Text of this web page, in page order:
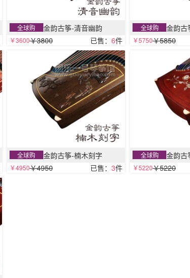
全球购 金韵古筝-清音幽韵
￥3600￥3800 已售： 6件
全球购 金韵古
￥5750￥5850
全球购 金韵古筝-楠木刻字
￥4950￥4950 已售： 3件
全球购 金韵古
￥5220￥5220